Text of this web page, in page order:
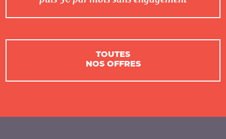
TOUTES
NOS OFFRES